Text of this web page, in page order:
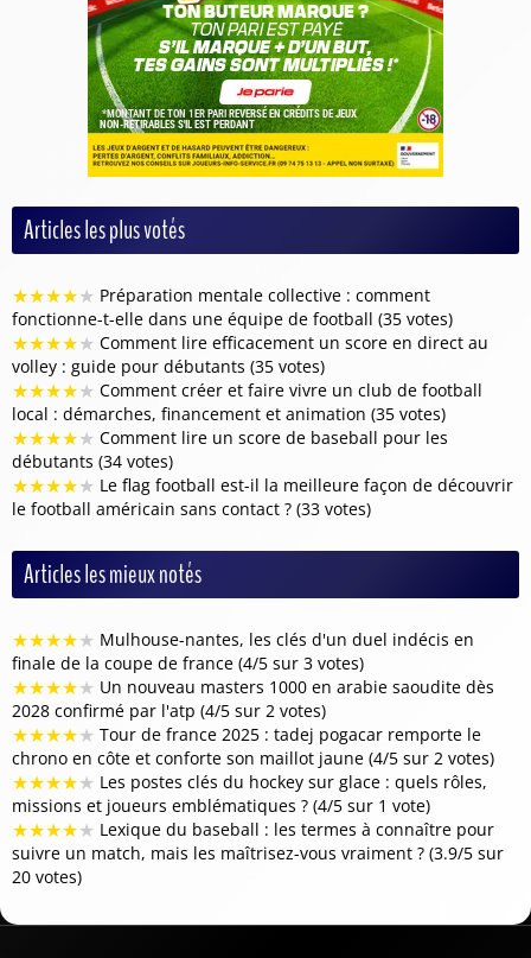
Articles les plus votés
★★★★★ Préparation mentale collective : comment
fonctionne-t-elle dans une équipe de football (35 votes)
★★★★★ Comment lire efficacement un score en direct au
volley : guide pour débutants (35 votes)
★★★★★ Comment créer et faire vivre un club de football
local : démarches, financement et animation (35 votes)
★★★★★ Comment lire un score de baseball pour les
débutants (34 votes)
★★★★★ Le flag football est-il la meilleure façon de découvrir
le football américain sans contact ? (33 votes)
Articles les mieux notés
★★★★★ Mulhouse-nantes, les clés d'un duel indécis en
finale de la coupe de france (4/5 sur 3 votes)
★★★★★ Un nouveau masters 1000 en arabie saoudite dès
2028 confirmé par l'atp (4/5 sur 2 votes)
★★★★★ Tour de france 2025 : tadej pogacar remporte le
chrono en côte et conforte son maillot jaune (4/5 sur 2 votes)
★★★★★ Les postes clés du hockey sur glace : quels rôles,
missions et joueurs emblématiques ? (4/5 sur 1 vote)
★★★★★ Lexique du baseball : les termes à connaître pour
suivre un match, mais les maîtrisez-vous vraiment ? (3.9/5 sur
20 votes)